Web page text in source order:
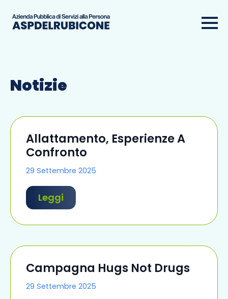
Notizie
Allattamento, Esperienze A
Confronto
29 Settembre 2025
Leggi
Campagna Hugs Not Drugs
29 Settembre 2025